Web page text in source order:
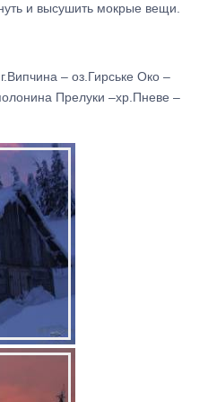
и высушить мокрые вещи.
– оз.Гирське Око –
Прелуки –хр.Пневе –